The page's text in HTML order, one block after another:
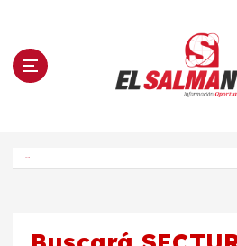
n El Salmantino -